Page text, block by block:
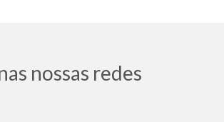
nossas redes